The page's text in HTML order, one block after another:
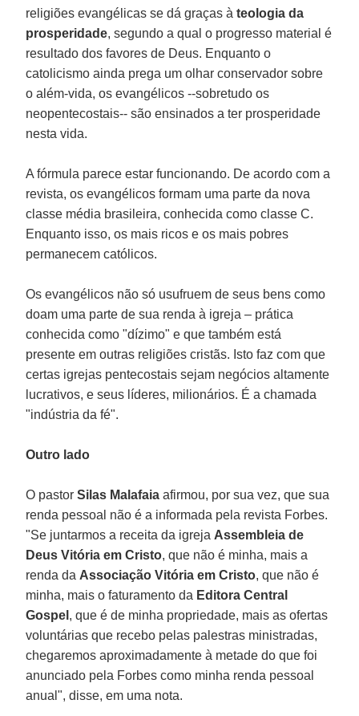
religiões evangélicas se dá graças àteologia da
prosperidade, segundo a qual o progresso material é
resultado dos favores de Deus. Enquanto o
catolicismo ainda prega um olhar conservador sobre
o além-vida, os evangélicos --sobretudo os
neopentecostais-- são ensinados a ter prosperidade
nesta vida.
A fórmula parece estar funcionando. De acordo com a
revista, os evangélicos formam uma parte da nova
classe média brasileira, conhecida como classe C.
Enquanto isso, os mais ricos e os mais pobres
permanecem católicos.
Os evangélicos não só usufruem de seus bens como
doam uma parte de sua renda à igreja – prática
conhecida como "dízimo" e que também está
presente em outras religiões cristãs. Isto faz com que
certas igrejas pentecostais sejam negócios altamente
lucrativos, e seus líderes, milionários. É a chamada
"indústria da fé".
Outro lado
O pastorSilas Malafaia afirmou, por sua vez, que sua
renda pessoal não é a informada pela revista Forbes.
"Se juntarmos a receita da igreja Assembleia de
Deus Vitória em Cristo, que não é minha, mais a
renda da Associação Vitória em Cristo, que não é
minha, mais o faturamento da Editora Central
Gospel , que é de minha propriedade, mais as ofertas
voluntárias que recebo pelas palestras ministradas,
chegaremos aproximadamente à metade do que foi
anunciado pela Forbes como minha renda pessoal
anual", disse, em uma nota.